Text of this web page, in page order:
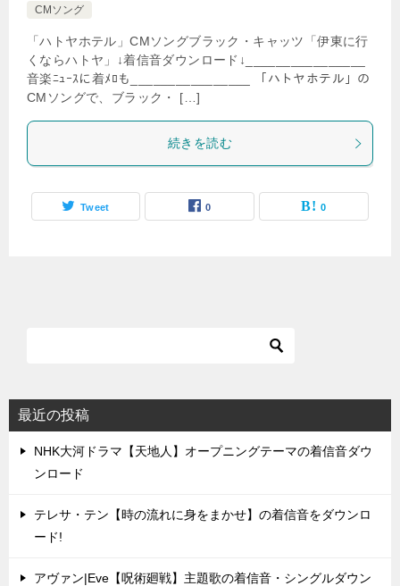
CMソング
「ハトヤホテル」CMソングブラック・キャッツ「伊東に行
くならハトヤ」↓着信音ダウンロード↓________________
音楽ﾆｭｰｽに着ﾒﾛも________________ 「ハトヤホテル」の
CMソングで、ブラック・ […]
続きを読む
Tweet 0 0
最近の投稿
NHK大河ドラマ【天地人】オープニングテーマの着信音ダウ
ンロード
テレサ・テン【時の流れに身をまかせ】の着信音をダウンロ
ード!
アヴァン|Eve【呪術廻戦】主題歌の着信音・シングルダウン